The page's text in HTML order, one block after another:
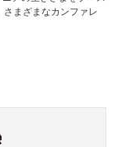
まざまなカンファレ